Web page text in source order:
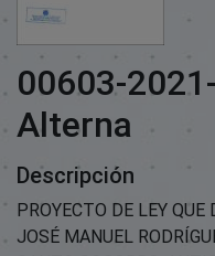
00603-
Alterna
Descripción
PROYECTO DE LEY QUE
JOSÉ MANUEL